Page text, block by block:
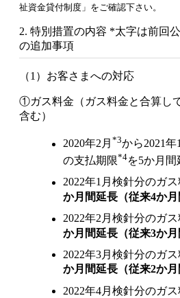
祉資金貸付制度」をご確認下さい。
2. 特別措置の内容 *太字は前回
の追加事項
（1）お客さまへの対応
①ガス料金（ガス料金と合算し
含む）
2020年2月 *3から2021
の支払期限*4を5か月間
2022年1月検針分のガ
か月間延長（従来4か月
2022年2月検針分のガ
か月間延長（従来3か月
2022年3月検針分のガ
か月間延長（従来2か月
2022年4月検針分のガ